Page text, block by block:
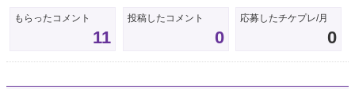
もらったコメント
11
投稿したコメント
0
応募したチケプレ/月
0